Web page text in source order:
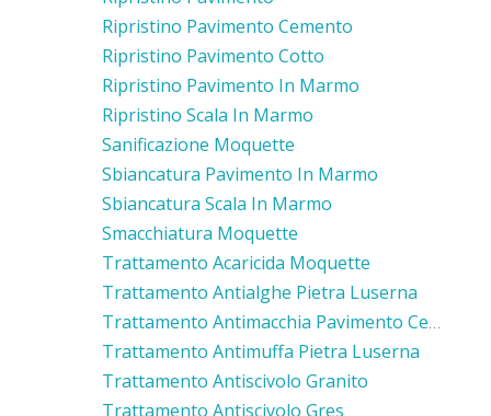
Ripristino Pavimento Cemento
Ripristino Pavimento Cotto
Ripristino Pavimento In Marmo
Ripristino Scala In Marmo
Sanificazione Moquette
Sbiancatura Pavimento In Marmo
Sbiancatura Scala In Marmo
Smacchiatura Moquette
Trattamento Acaricida Moquette
Trattamento Antialghe Pietra Luserna
Trattamento Antimacchia Pavimento Cemento
Trattamento Antimuffa Pietra Luserna
Trattamento Antiscivolo Granito
Trattamento Antiscivolo Gres